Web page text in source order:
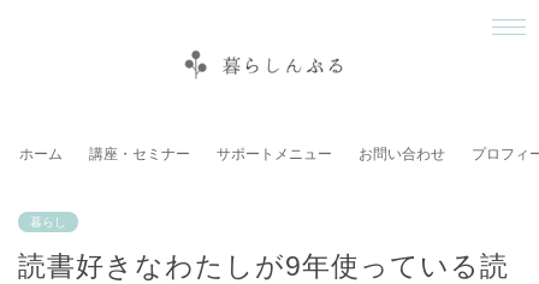
ホーム 講座・セミナー サポートメニュー お問い合わせ プロフィ
暮らし
読書好きなわたしが9年使っている読